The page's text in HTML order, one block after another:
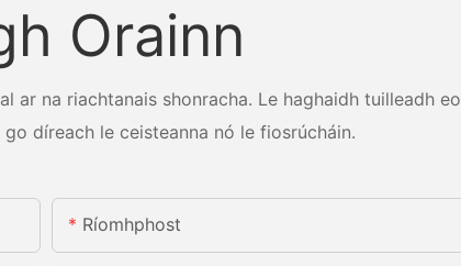
Orainn
na riachtanais shonracha. Le haghaidh tuilleadh
díreach le ceisteanna nó le fiosrúcháin.
Ríomhphost